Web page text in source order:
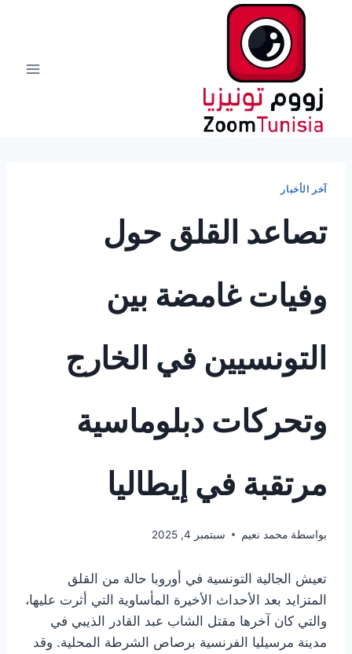
آخر الأخبار
تصاعد القلق حول
وفيات غامضة بين
التونسيين في الخارج
وتحركات دبلوماسية
مرتقبة في إيطاليا
بواسطة محمد نعيم سبتمبر 4, 2025
تعيش الجالية التونسية في أوروبا حالة من القلق
المتزايد بعد الأحداث الأخيرة المأساوية التي أثرت عليها،
والتي كان آخرها مقتل الشاب عبد القادر الذيبي في
مدينة مرسيليا الفرنسية برصاص الشرطة المحلية. وقد